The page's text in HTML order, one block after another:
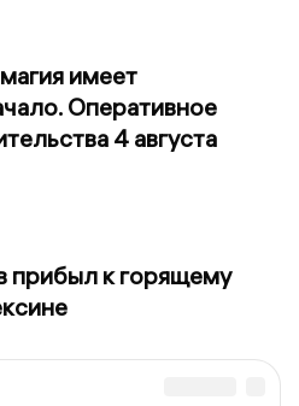
имеет
Оперативное
4 августа
к горящему